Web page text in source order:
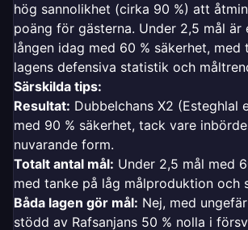
hög sannolikhet (cirka 90 %) att
poäng för gästerna. Under 2,5 mål
lången idag med 60 % säkerhet, med
lagens defensiva statistik och
Särskilda tips:
Resultat: Dubbelchans X2 (Esteghlal
med 90 % säkerhet, tack vare
nuvarande form.
Totalt antal mål: Under 2,5 mål med
med tanke på låg målproduktion och
Båda lagen gör mål: Nej, med
stödd av Rafsanjans 50 % nolla i